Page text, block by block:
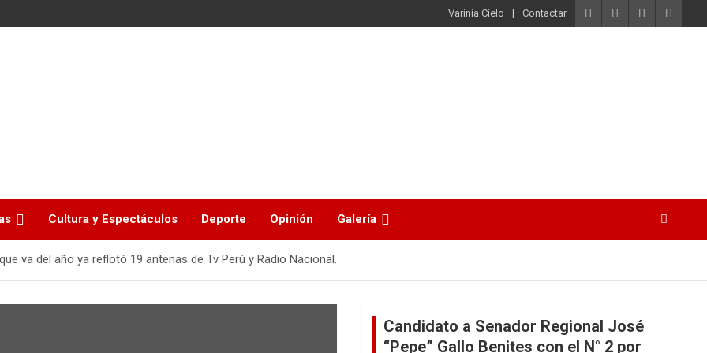
Varinia Cielo Contactar
Cultura y Espectáculos Deporte Opinión Galería
va del año ya reflotó 19 antenas de Tv Perú y Radio Nacional.
Candidato a Senador Regional José
“Pepe” Gallo Benites con el N° 2 por